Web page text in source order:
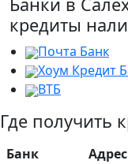
Банки в
кредиты
Почта Банк
Хоум Кредит
ВТБ
Где получить
Банк Адрес